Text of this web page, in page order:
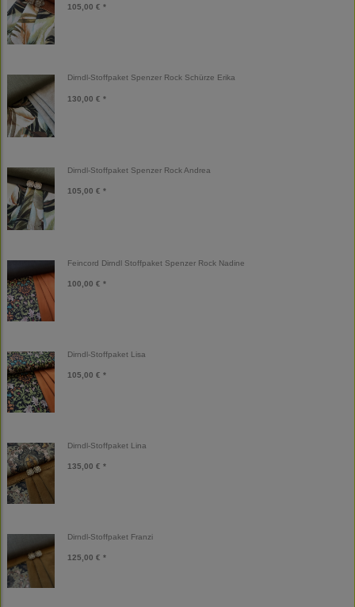
105,00 € *
Dirndl-Stoffpaket Spenzer Rock Schürze Erika
130,00 € *
Dirndl-Stoffpaket Spenzer Rock Andrea
105,00 € *
Feincord Dirndl Stoffpaket Spenzer Rock Nadine
100,00 € *
Dirndl-Stoffpaket Lisa
105,00 € *
Dirndl-Stoffpaket Lina
135,00 € *
Dirndl-Stoffpaket Franzi
125,00 € *